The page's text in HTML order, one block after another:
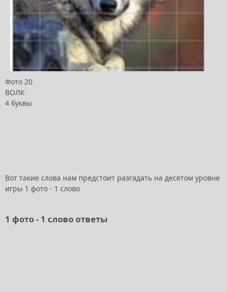
Фото 20
ВОЛК
4 буквы
Вот такие слова нам предстоит разгадать на десятом уровне
игры 1 фото - 1 слово
1 фото - 1 слово ответы